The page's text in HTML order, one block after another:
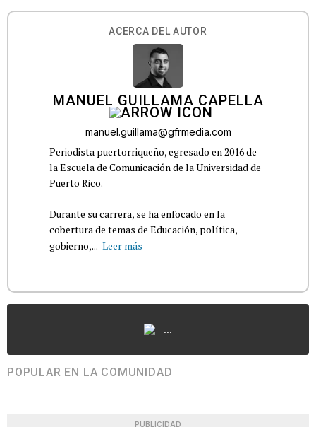
ACERCA DEL AUTOR
MANUEL GUILLAMA CAPELLA
manuel.guillama@gfrmedia.com
Periodista puertorriqueño, egresado en 2016 de
la Escuela de Comunicación de la Universidad de
Puerto Rico.
Durante su carrera, se ha enfocado en la
cobertura de temas de Educación, política,
gobierno,... Leer más
...
POPULAR EN LA COMUNIDAD
PUBLICIDAD